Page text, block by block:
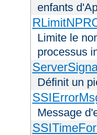
enfants
Limite le
processus
Définit un
Message